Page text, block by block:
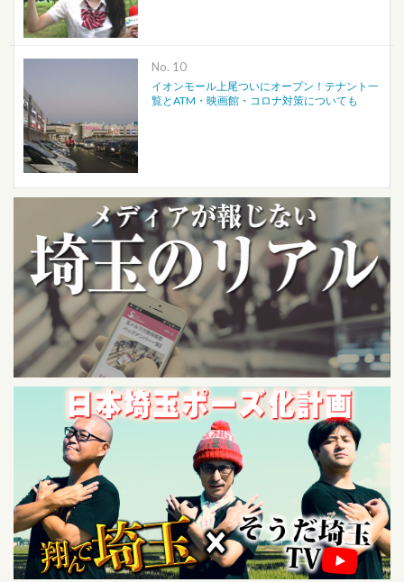
No.
イオンモール上尾ついにオープン！テナント一
覧とATM・映画館・コロナ対策についても